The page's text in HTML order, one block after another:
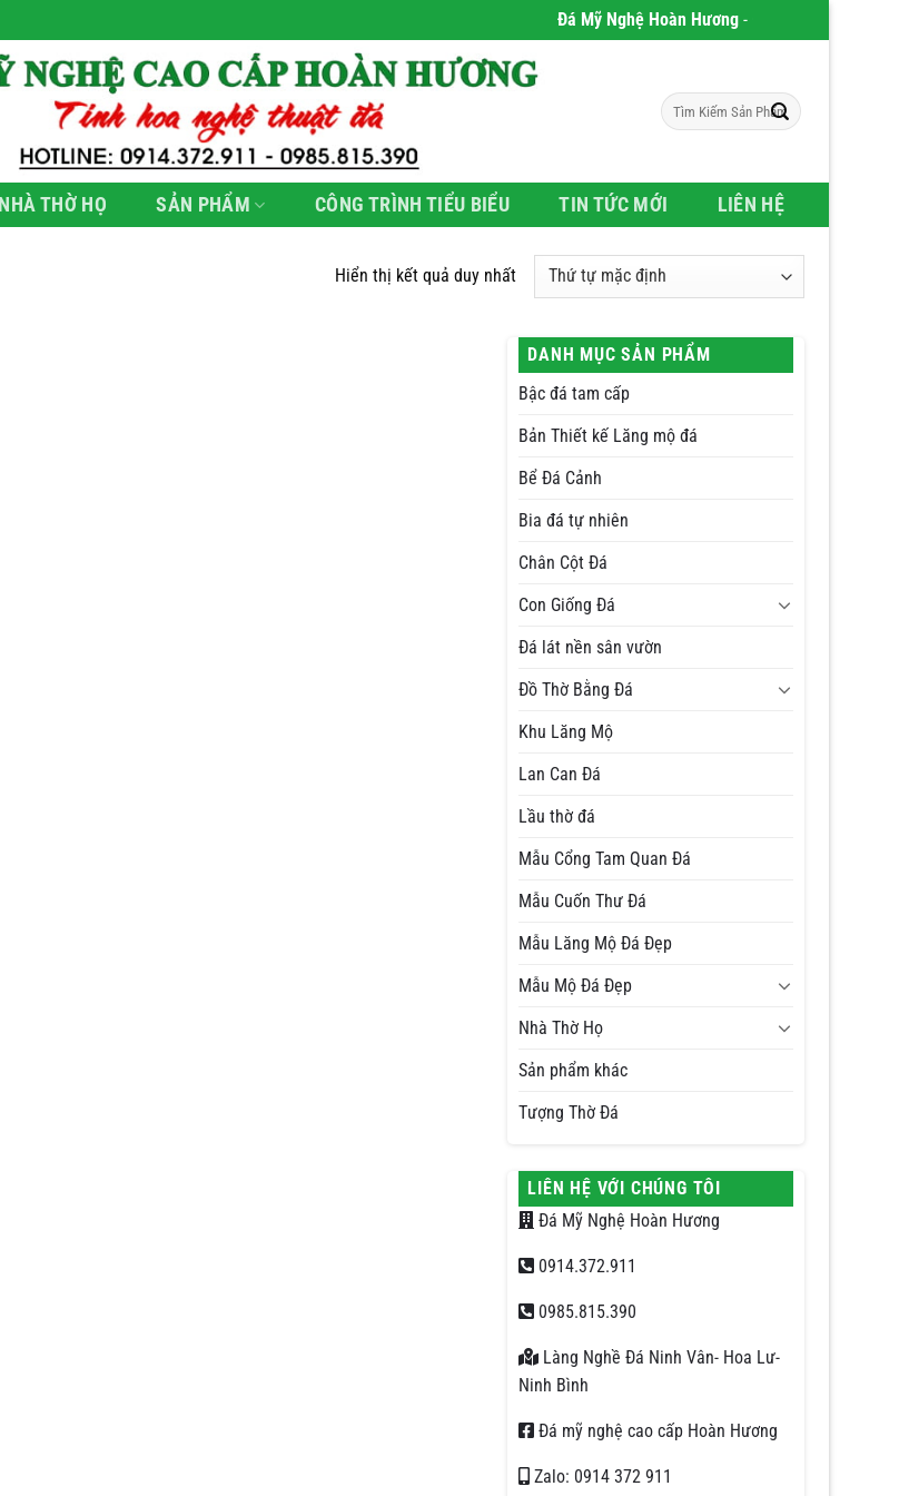
Đá Mỹ Nghệ Hoàn Hương- Chúng tôi chuyên phân
Tìm
kiếm:
NHÀ THỜ HỌ SẢN PHẨM CÔNG TRÌNH TIỂU BIỂU TIN TỨC MỚI LIÊN HỆ
Hiển thị kết quả duy nhất
DANH MỤC SẢN PHẨM
Bậc đá tam cấp
Bản Thiết kế Lăng mộ đá
Bể Đá Cảnh
Bia đá tự nhiên
Chân Cột Đá
Con Giống Đá
Đá lát nền sân vườn
Đồ Thờ Bằng Đá
Khu Lăng Mộ
Lan Can Đá
Lầu thờ đá
Mẫu Cổng Tam Quan Đá
Mẫu Cuốn Thư Đá
Mẫu Lăng Mộ Đá Đẹp
Mẫu Mộ Đá Đẹp
Nhà Thờ Họ
Sản phẩm khác
Tượng Thờ Đá
LIÊN HỆ VỚI CHÚNG TÔI
Đá Mỹ Nghệ Hoàn Hương
0914.372.911
0985.815.390
Làng Nghề Đá Ninh Vân- Hoa Lư-
Ninh Bình
Đá mỹ nghệ cao cấp Hoàn Hương
Zalo: 0914 372 911